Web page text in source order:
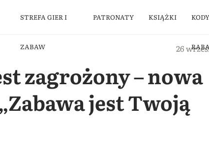
STREFA GIER I
ZABAW
PATRONATY KSIĄŻKI KODY
26
zagrożony – nowa
jest Twoją